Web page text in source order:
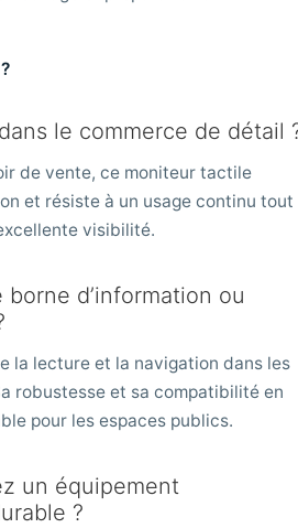
le commerce de détail
de vente, ce moniteur tactile
et résiste à un usage continu tout
visibilité.
d’information ou
la lecture et la navigation dans les
robustesse et sa compatibilité en
pour les espaces publics.
un équipement
?